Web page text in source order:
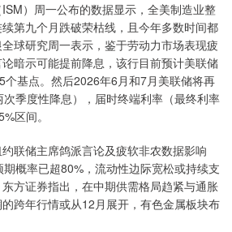
）周一公布的数据显示，全美制造业整
第九个月跌破荣枯线，且今年多数时间都
球研究周一表示，鉴于劳动力市场表现疲
暗示可能提前降息，该行目前预计美联储
个基点。然后2026年6月和7月美联储将再
季度性降息），届时终端利率（最终利率
区间。
储主席鸽派言论及疲软非农数据影响
概率已超80%，流动性边际宽松或持续支
方证券指出，在中期供需格局趋紧与通胀
跨年行情或从12月展开，有色金属板块布